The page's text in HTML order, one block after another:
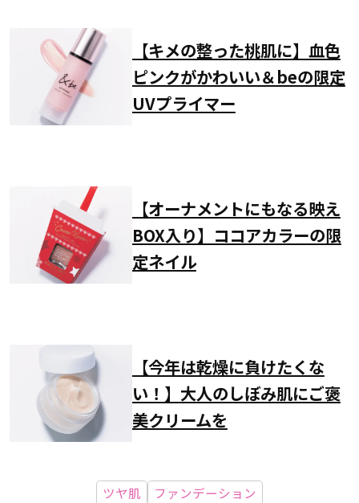
【キメの整った桃肌に】血色
ピンクがかわいい＆beの限定
UVプライマー
【オーナメントにもなる映え
BOX入り】ココアカラーの限
定ネイル
【今年は乾燥に負けたくな
い！】大人のしぼみ肌にご褒
美クリームを
ツヤ肌 ファンデーション